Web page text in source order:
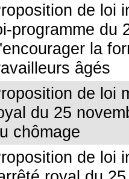
de loi
programme du
la
âgés
de loi
du 25
chômage
de loi